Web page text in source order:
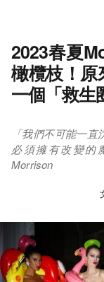
2023春夏
橄欖枝！
一個「救生
「我們不可能一
必須擁有改變
Morrison